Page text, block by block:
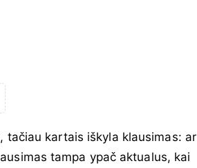
kartais iškyla klausimas: ar
tampa ypač aktualus, kai